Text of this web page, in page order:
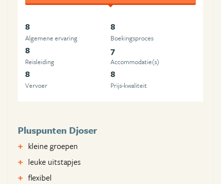
8
Algemene ervaring
8
Boekingsproces
8
Reisleiding
7
Accommodatie(s)
8
Vervoer
8
Prijs-kwaliteit
Pluspunten Djoser
kleine groepen
leuke uitstapjes
flexibel